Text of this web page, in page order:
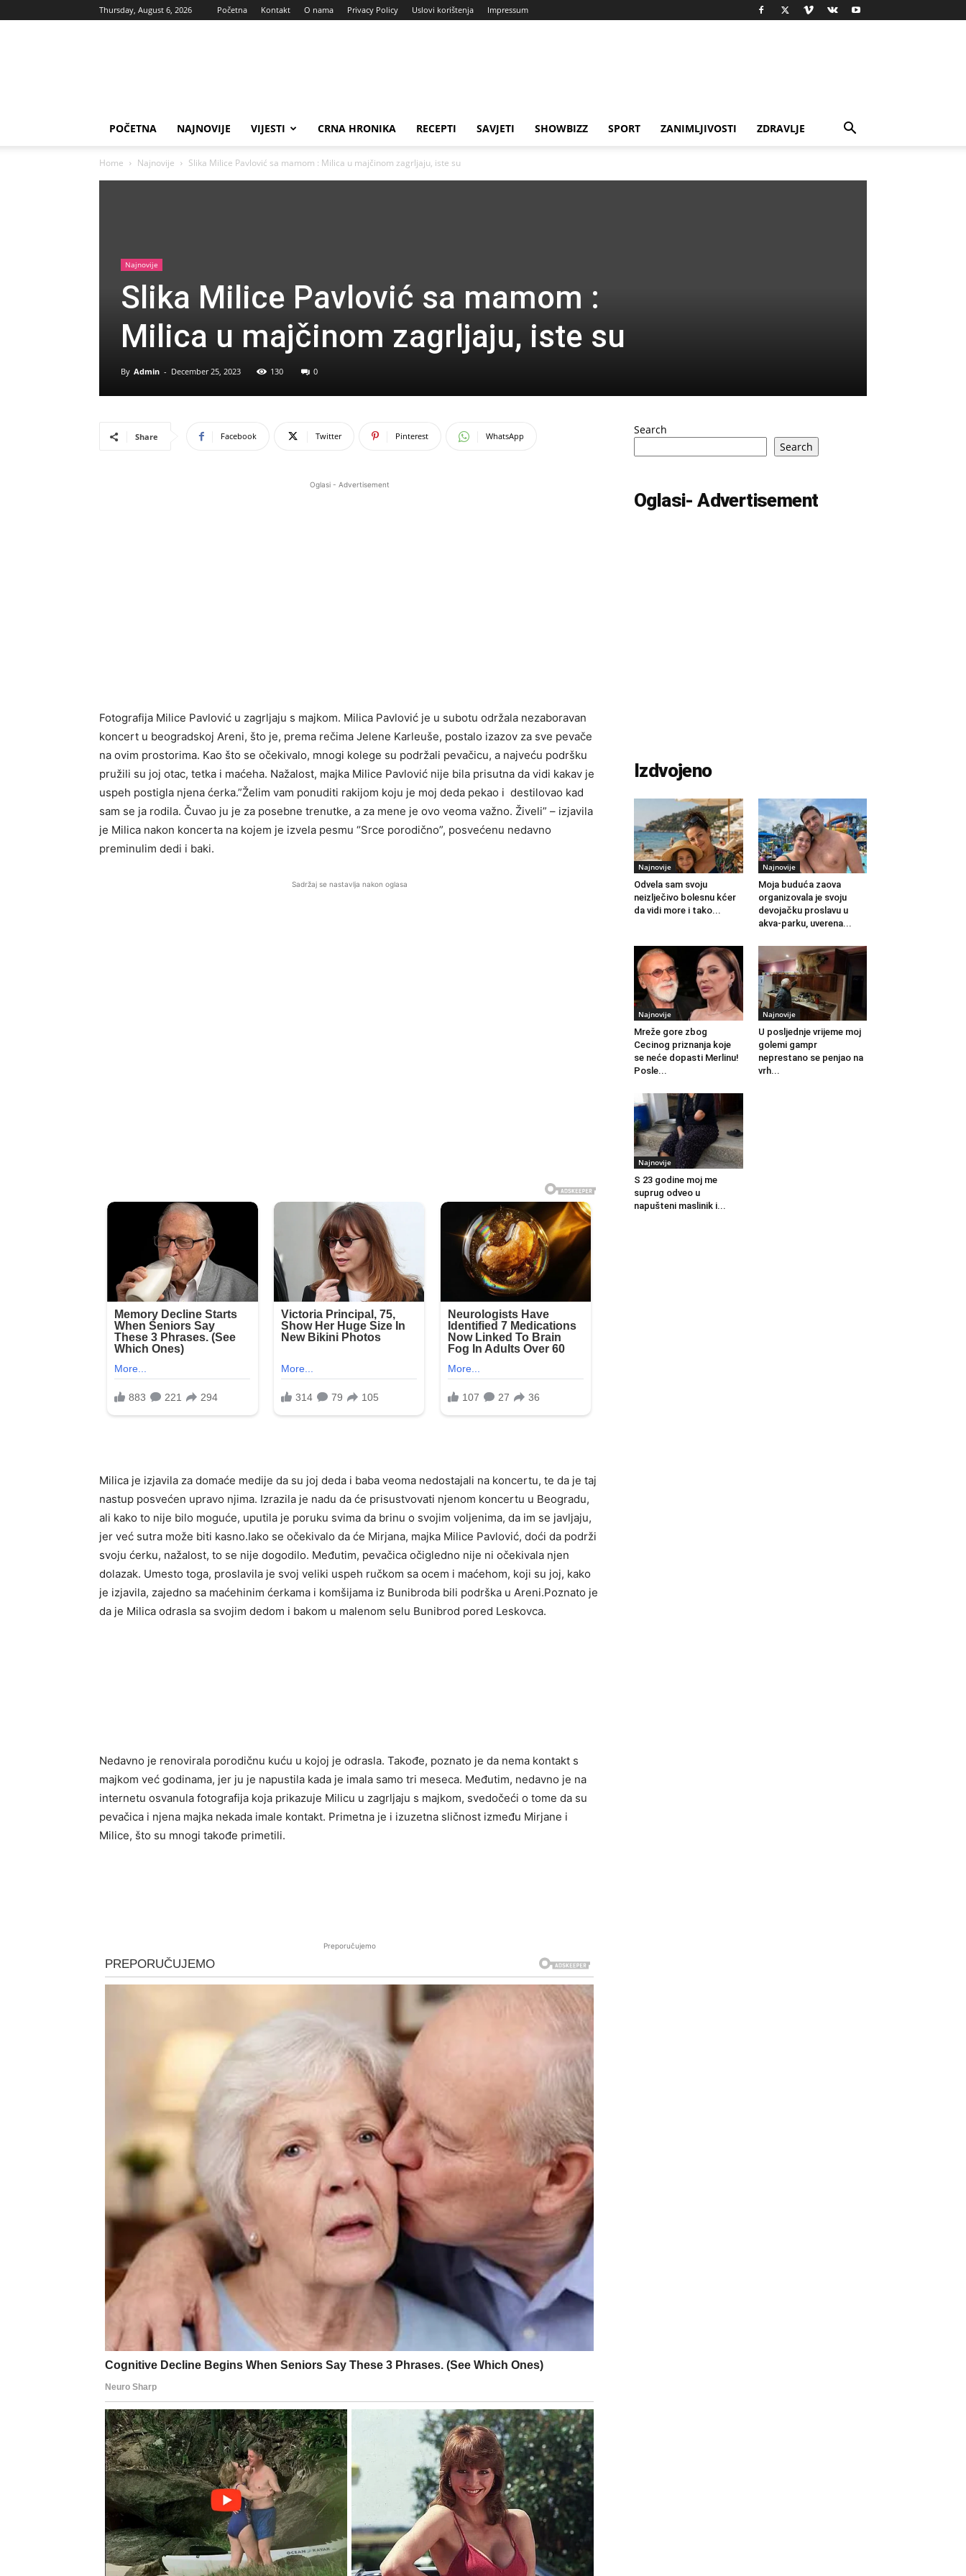
Thursday, August 6, 2026 Početna Kontakt O nama Privacy Policy Uslovi korištenja Impressum
POČETNA NAJNOVIJE VIJESTI CRNA HRONIKA RECEPTI SAVJETI SHOWBIZZ SPORT ZANIMLJIVOSTI ZDRAVLJE
Home Najnovije Slika Milice Pavlović sa mamom : Milica u majčinom zagrljaju, iste su
Najnovije
Slika Milice Pavlović sa mamom :
Milica u majčinom zagrljaju, iste su
By Admin - December 25, 2023 130 0
Share Facebook Twitter Pinterest WhatsApp
Oglasi - Advertisement
Fotografija Milice Pavlović u zagrljaju s majkom. Milica Pavlović je u subotu održala nezaboravan
koncert u beogradskoj Areni, što je, prema rečima Jelene Karleuše, postalo izazov za sve pevače
na ovim prostorima. Kao što se očekivalo, mnogi kolege su podržali pevačicu, a najveću podršku
pružili su joj otac, tetka i maćeha. Nažalost, majka Milice Pavlović nije bila prisutna da vidi kakav je
uspeh postigla njena ćerka.”Želim vam ponuditi rakijom koju je moj deda pekao i destilovao kad
sam se ja rodila. Čuvao ju je za posebne trenutke, a za mene je ovo veoma važno. Živeli” – izjavila
je Milica nakon koncerta na kojem je izvela pesmu “Srce porodično”, posvećenu nedavno
preminulim dedi i baki.
Sadržaj se nastavlja nakon oglasa
Milica je izjavila za domaće medije da su joj deda i baba veoma nedostajali na koncertu, te da je taj
nastup posvećen upravo njima. Izrazila je nadu da će prisustvovati njenom koncertu u Beogradu,
ali kako to nije bilo moguće, uputila je poruku svima da brinu o svojim voljenima, da im se javljaju,
jer već sutra može biti kasno.Iako se očekivalo da će Mirjana, majka Milice Pavlović, doći da podrži
svoju ćerku, nažalost, to se nije dogodilo. Međutim, pevačica očigledno nije ni očekivala njen
dolazak. Umesto toga, proslavila je svoj veliki uspeh ručkom sa ocem i maćehom, koji su joj, kako
je izjavila, zajedno sa maćehinim ćerkama i komšijama iz Bunibroda bili podrška u Areni.Poznato je
da je Milica odrasla sa svojim dedom i bakom u malenom selu Bunibrod pored Leskovca.
Nedavno je renovirala porodičnu kuću u kojoj je odrasla. Takođe, poznato je da nema kontakt s
majkom već godinama, jer ju je napustila kada je imala samo tri meseca. Međutim, nedavno je na
internetu osvanula fotografija koja prikazuje Milicu u zagrljaju s majkom, svedočeći o tome da su
pevačica i njena majka nekada imale kontakt. Primetna je i izuzetna sličnost između Mirjane i
Milice, što su mnogi takođe primetili.
Preporučujemo
Search
Search
Oglasi- Advertisement
Izdvojeno
Najnovije
Odvela sam svoju
neizlječivo bolesnu kćer
da vidi more i tako...
Najnovije
Moja buduća zaova
organizovala je svoju
devojačku proslavu u
akva-parku, uverena...
Najnovije
Mreže gore zbog
Cecinog priznanja koje
se neće dopasti Merlinu!
Posle...
Najnovije
U posljednje vrijeme moj
golemi gampr
neprestano se penjao na
vrh...
Najnovije
S 23 godine moj me
suprug odveo u
napušteni maslinik i...